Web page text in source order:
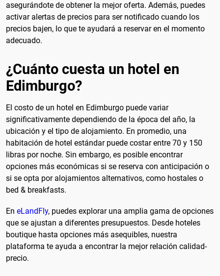
asegurándote de obtener la mejor oferta. Además, puedes
activar alertas de precios para ser notificado cuando los
precios bajen, lo que te ayudará a reservar en el momento
adecuado.
¿Cuánto cuesta un hotel en
Edimburgo?
El costo de un hotel en Edimburgo puede variar
significativamente dependiendo de la época del año, la
ubicación y el tipo de alojamiento. En promedio, una
habitación de hotel estándar puede costar entre 70 y 150
libras por noche. Sin embargo, es posible encontrar
opciones más económicas si se reserva con anticipación o
si se opta por alojamientos alternativos, como hostales o
bed & breakfasts.
En eLandFly, puedes explorar una amplia gama de opciones
que se ajustan a diferentes presupuestos. Desde hoteles
boutique hasta opciones más asequibles, nuestra
plataforma te ayuda a encontrar la mejor relación calidad-
precio.